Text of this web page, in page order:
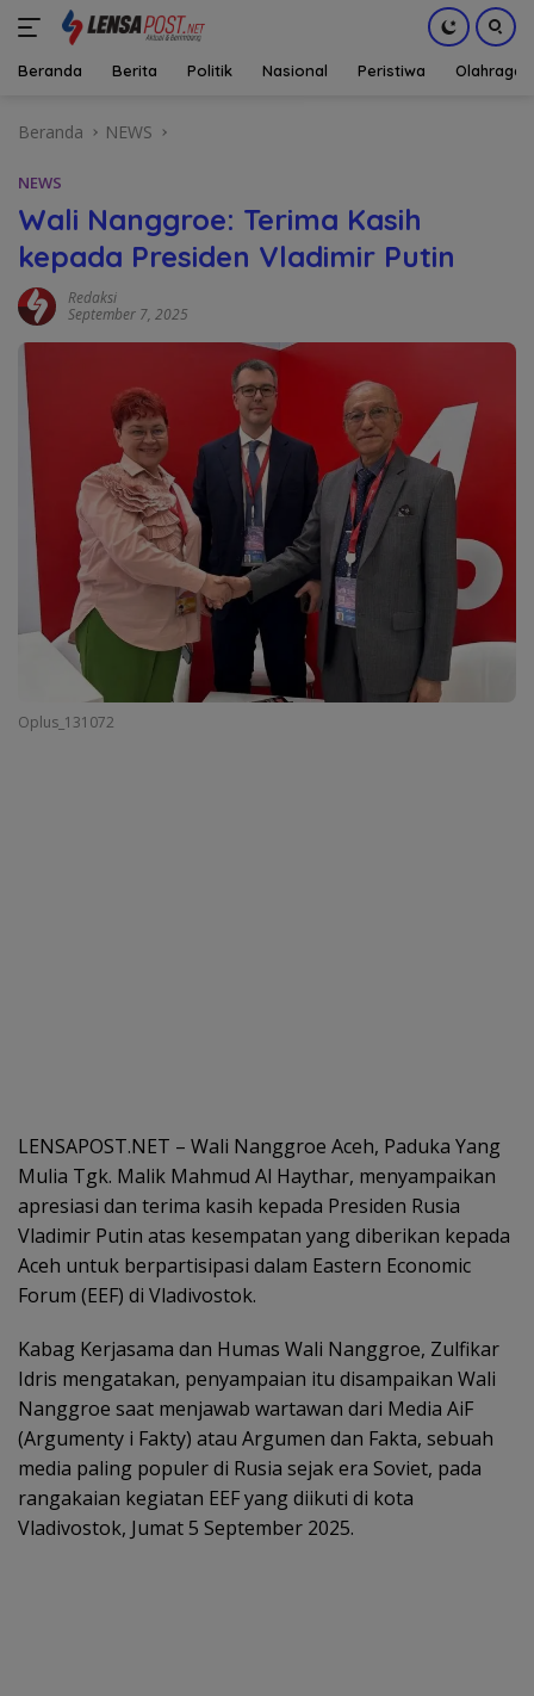
Beranda Berita Politik Nasional Peristiwa Olahraga
Beranda NEWS
NEWS
Wali Nanggroe: Terima Kasih
kepada Presiden Vladimir Putin
Redaksi
September 7, 2025
Oplus_131072
LENSAPOST.NET – Wali Nanggroe Aceh, Paduka Yang
Mulia Tgk. Malik Mahmud Al Haythar, menyampaikan
apresiasi dan terima kasih kepada Presiden Rusia
Vladimir Putin atas kesempatan yang diberikan kepada
Aceh untuk berpartisipasi dalam Eastern Economic
Forum (EEF) di Vladivostok.
Kabag Kerjasama dan Humas Wali Nanggroe, Zulfikar
Idris mengatakan, penyampaian itu disampaikan Wali
Nanggroe saat menjawab wartawan dari Media AiF
(Argumenty i Fakty) atau Argumen dan Fakta, sebuah
media paling populer di Rusia sejak era Soviet, pada
rangakaian kegiatan EEF yang diikuti di kota
Vladivostok, Jumat 5 September 2025.